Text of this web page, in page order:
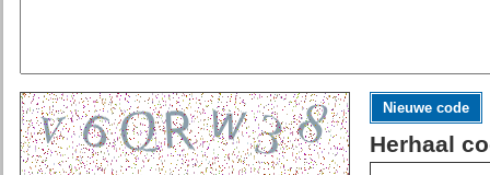
Nieuwe code
Herhaal